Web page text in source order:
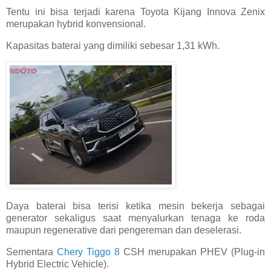
Tentu ini bisa terjadi karena Toyota Kijang Innova Zenix
merupakan hybrid konvensional.
Kapasitas baterai yang dimiliki sebesar 1,31 kWh.
Daya baterai bisa terisi ketika mesin bekerja sebagai
generator sekaligus saat menyalurkan tenaga ke roda
maupun regenerative dari pengereman dan deselerasi.
Sementara Chery Tiggo 8 CSH merupakan PHEV (Plug-in
Hybrid Electric Vehicle).